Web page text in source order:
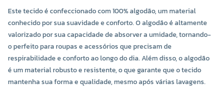
Este tecido é confeccionado com 100% algodão, um material
conhecido por sua suavidade e conforto. O algodão é altamente
valorizado por sua capacidade de absorver a umidade, tornando-
o perfeito para roupas e acessórios que precisam de
respirabilidade e conforto ao longo do dia. Além disso, o algodão
é um material robusto e resistente, o que garante que o tecido
mantenha sua forma e qualidade, mesmo após várias lavagens.